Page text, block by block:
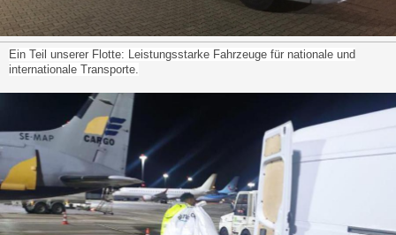
Ein Teil unserer Flotte: Leistungsstarke Fahrzeuge für nationale und
internationale Transporte.